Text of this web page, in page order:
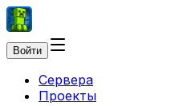
Войти
Сервера
Проекты